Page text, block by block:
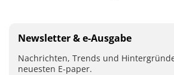
Newsletter & e-Ausgabe
Nachrichten, Trends und
neuesten E-paper.